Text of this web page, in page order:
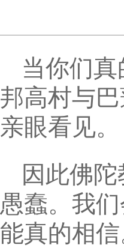
当你们
邦高村与
亲眼看见。
因此佛
愚蠢。我
能真的相信